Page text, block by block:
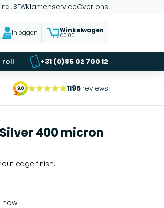
incl. BTWKlantenserviceOver ons
Inloggen Winkelwagen
€0,00
roll +31 (0)85 02 700 12
1195 reviews
400 micron
edge finish.